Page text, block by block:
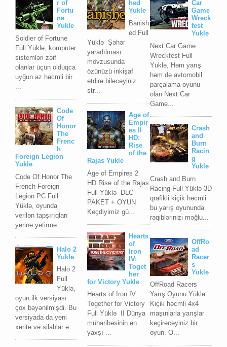
r of
Fortu
ne
Yukle
Soldier of Fortune
Full Yüklə, komputer
sistemləri zəif
olanlar üçün olduqca
uyğun az həcmli bir
Code
Of
Honor
The
Frenc
h
Foreign Legion
Yukle
Code Of Honor The
French Foreign
Legion PC Full
Yüklə, oyunda
verilən tapşırıqları
yerinə yetirmə...
Halo 2
Yukle
Halo 2
Full
Yüklə,
oyun ilk versiyası
çox bəyənilmişdi. Bu
versiyada da yeni
xəritə və silahlar ə...
Car
Game
Wreck
fest
Yukle
Next Car Game
Wreckfest Full
Yüklə, Həm yarış
həm də avtomobil
parçalama oyunu
olan Next Car
Game...
Crash
and
Burn
Racin
g
Yukle
Crash and Burn
Racing Full Yüklə 3D
qrafikli kiçik həcmli
bu yarış oyununda
rəqiblərinizi məğlu...
OffRo
ad
Racer
s
Yukle
OffRoad Racers
Yarış Oyunu Yüklə
Kiçik həcmli 4x4
maşınlarla yarışlar
keçirəcəyiniz bir
oyun. O...
hed
Yukle
Banish
ed Full
Yüklə Şəhər
yaradılması
mövzusunda
özünüzü inkişaf
etdirə biləcəyiniz
str...
Age of
Empir
es II
HD:
Rise
of the
Rajas Yukle
Age of Empires 2
HD Rise of the Rajas
Full Yüklə DLC
PAKET + OYUN
Keçdiyimiz gü...
Hearts
of
Iron
IV:
Toget
her
for Victory Yukle
Hearts of Iron IV
Together for Victory
Full Yüklə II Dünya
müharibəsinin ən
yaxşı ...